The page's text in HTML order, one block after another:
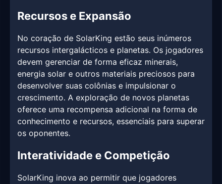
Recursos e Expansão
No coração de SolarKing estão seus inúmeros
recursos intergalácticos e planetas. Os jogadores
devem gerenciar de forma eficaz minerais,
energia solar e outros materiais preciosos para
desenvolver suas colônias e impulsionar o
crescimento. A exploração de novos planetas
oferece uma recompensa adicional na forma de
conhecimento e recursos, essenciais para superar
os oponentes.
Interatividade e Competição
SolarKing inova ao permitir que jogadores